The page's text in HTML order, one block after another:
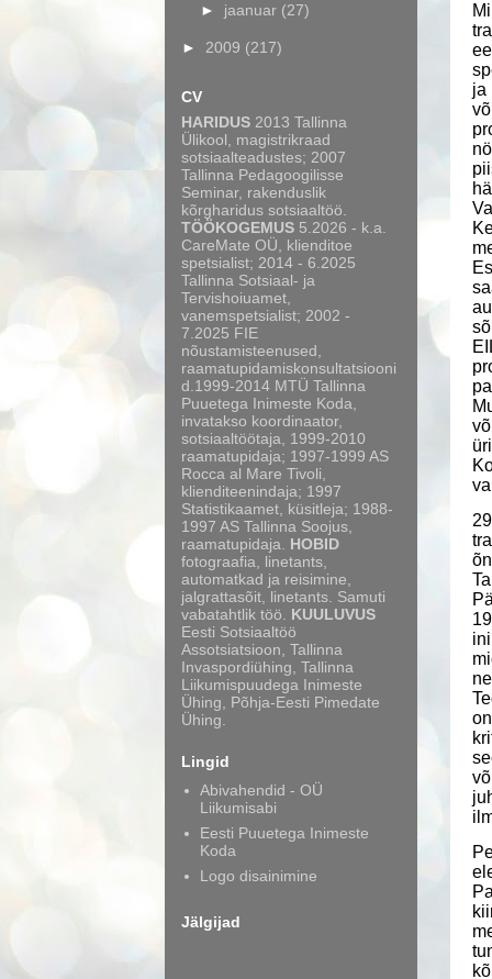
ja
► jaanuar (27)
► 2009 (217)
CV
HARIDUS 2013 Tallinna
Ülikool, magistrikraad
sotsiaalteadustes; 2007
Tallinna Pedagoogilisse
Seminar, rakenduslik
kõrgharidus sotsiaaltöö.
TÖÖKOGEMUS 5.2026 - k.a.
CareMate OÜ, klienditoe
spetsialist; 2014 - 6.2025
Tallinna Sotsiaal- ja
Tervishoiuamet,
vanemspetsialist; 2002 -
7.2025 FIE
nõustamisteenused,
raamatupidamiskonsultatsiooni
d.1999-2014 MTÜ Tallinna
Puuetega Inimeste Koda,
invatakso koordinaator,
sotsiaaltöötaja, 1999-2010
raamatupidaja; 1997-1999 AS
Rocca al Mare Tivoli,
klienditeenindaja; 1997
Statistikaamet, küsitleja; 1988-
1997 AS Tallinna Soojus,
raamatupidaja. HOBID
fotograafia, linetants,
automatkad ja reisimine,
jalgrattasõit, linetants. Samuti
vabatahtlik töö. KUULUVUS
Eesti Sotsiaaltöö
Assotsiatsioon, Tallinna
Invaspordiühing, Tallinna
Liikumispuudega Inimeste
Ühing, Põhja-Eesti Pimedate
Ühing.
Lingid
Abivahendid - OÜ
Liikumisabi
Eesti Puuetega Inimeste
Koda
Logo disainimine
Jälgijad